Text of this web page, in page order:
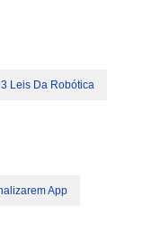
Leis Da Robótica
App